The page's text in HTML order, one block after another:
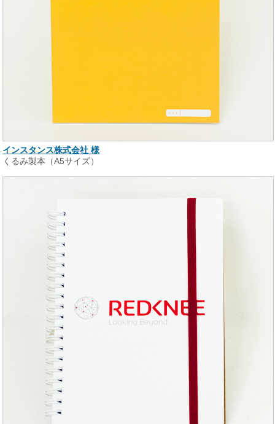
インスタンス株式会社 様
くるみ製本（A5サイズ）